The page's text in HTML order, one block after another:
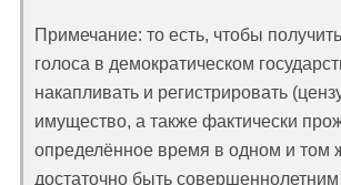
Примечание: то есть, чтобы
голоса в демократическом
накапливать и регистрировать
имущество, а также фактически
определённое время в одном и том
достаточно быть совершеннолетним